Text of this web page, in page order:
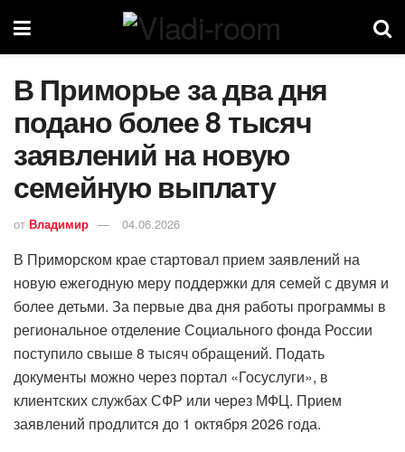
В Приморье за два дня
подано более 8 тысяч
заявлений на новую
семейную выплату
от Владимир 04.06.2026
В Приморском крае стартовал прием заявлений на
новую ежегодную меру поддержки для семей с двумя и
более детьми. За первые два дня работы программы в
региональное отделение Социального фонда России
поступило свыше 8 тысяч обращений. Подать
документы можно через портал «Госуслуги», в
клиентских службах СФР или через МФЦ. Прием
заявлений продлится до 1 октября 2026 года.